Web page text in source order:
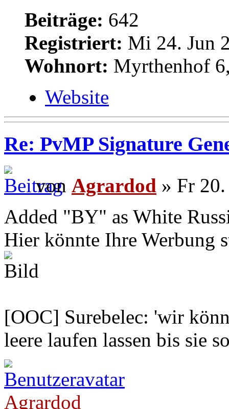
Beiträge: 642
Registriert: Mi 24. Jun
Wohnort: Myrthenhof
Website
Re: PvMP Signature
von Agrardod » Fr
Added "BY" as White
Hier könnte Ihre Werbung
[OOC] Surebelec: 'wir
leere laufen lassen bis sie
Agrardod